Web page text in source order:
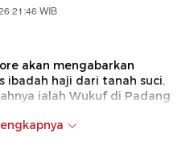
21:46 WIB
akan mengabarkan
ibadah haji dari tanah suci.
ialah Wukuf di Padang